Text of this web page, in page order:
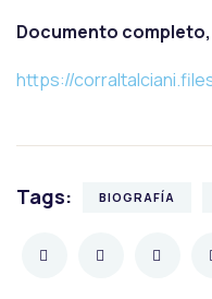
Documento
https://
Tags: BIOGRAFÍA